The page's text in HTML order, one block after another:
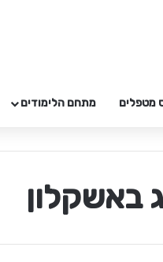
מטפלים מתחם הלימודים
באשקלון